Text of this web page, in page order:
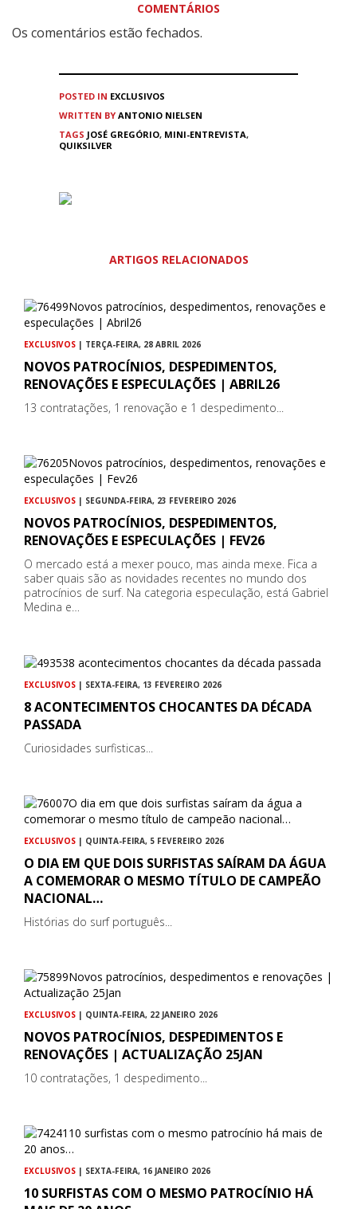
COMENTÁRIOS
Os comentários estão fechados.
POSTED IN EXCLUSIVOS
WRITTEN BY ANTONIO NIELSEN
TAGS JOSÉ GREGÓRIO, MINI-ENTREVISTA,
QUIKSILVER
ARTIGOS RELACIONADOS
EXCLUSIVOS | TERÇA-FEIRA, 28 ABRIL 2026
NOVOS PATROCÍNIOS, DESPEDIMENTOS,
RENOVAÇÕES E ESPECULAÇÕES | ABRIL26
13 contratações, 1 renovação e 1 despedimento...
EXCLUSIVOS | SEGUNDA-FEIRA, 23 FEVEREIRO 2026
NOVOS PATROCÍNIOS, DESPEDIMENTOS,
RENOVAÇÕES E ESPECULAÇÕES | FEV26
O mercado está a mexer pouco, mas ainda mexe. Fica a
saber quais são as novidades recentes no mundo dos
patrocínios de surf. Na categoria especulação, está Gabriel
Medina e…
EXCLUSIVOS | SEXTA-FEIRA, 13 FEVEREIRO 2026
8 ACONTECIMENTOS CHOCANTES DA DÉCADA
PASSADA
Curiosidades surfisticas...
EXCLUSIVOS | QUINTA-FEIRA, 5 FEVEREIRO 2026
O DIA EM QUE DOIS SURFISTAS SAÍRAM DA ÁGUA
A COMEMORAR O MESMO TÍTULO DE CAMPEÃO
NACIONAL…
Histórias do surf português...
EXCLUSIVOS | QUINTA-FEIRA, 22 JANEIRO 2026
NOVOS PATROCÍNIOS, DESPEDIMENTOS E
RENOVAÇÕES | ACTUALIZAÇÃO 25JAN
10 contratações, 1 despedimento...
EXCLUSIVOS | SEXTA-FEIRA, 16 JANEIRO 2026
10 SURFISTAS COM O MESMO PATROCÍNIO HÁ